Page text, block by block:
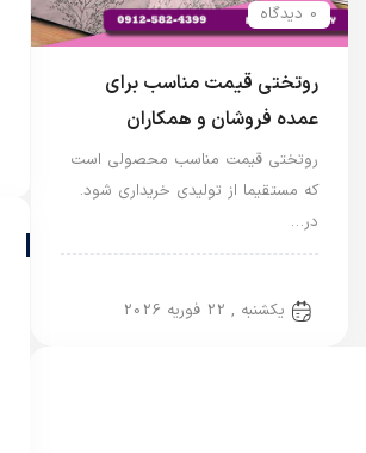
0 دیدگاه
روتختی قیمت مناسب برای
عمده فروشان و همکاران
روتختی قیمت مناسب محصولی است
که مستقیما از تولیدی خریداری شود.
در…
یکشنبه , 22 فوریه 2026